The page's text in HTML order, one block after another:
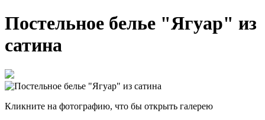
Постельное белье "Ягуар" из
сатина
Кликните на фотографию, что бы открыть галерею